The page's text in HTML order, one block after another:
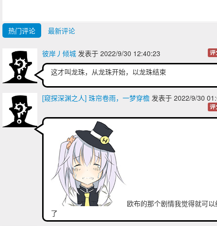
热门评论 最新评论
彼岸丿倾城 发表于 2022/9/30 12:40:23 评
这才叫龙珠，从龙珠开始，以龙珠结束
[窥探深渊之人] 珠帘卷雨，一梦穿檐 发表于 2022/9/30
评
欧布的那个剧情我觉得就可以
了